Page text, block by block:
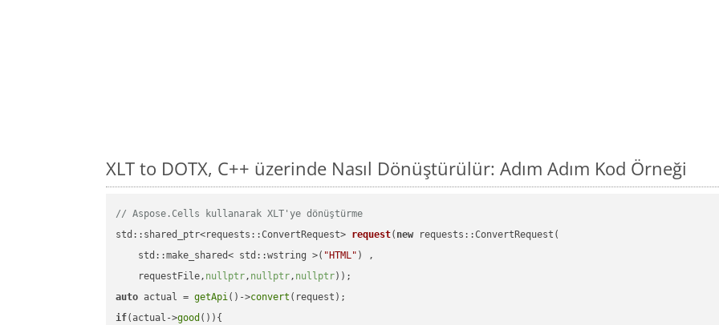
XLT to DOTX, C++ üzerinde Nasıl Dönüştürülür: Adım Adım Kod Örneği
// Aspose.Cells kullanarak XLT'ye dönüştürme
std::shared_ptr<requests::ConvertRequest> request( new requests::ConvertRequest(
    std::make_shared< std::wstring >(
"HTML" ) ,
    requestFile,
nullptr, nullptr, nullptr))
auto actual = getApi()->convert
if(actual->good ()){